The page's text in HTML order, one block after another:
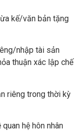
kế/văn bản tặng
nhập tài sản
thuận xác lập chế
riêng trong thời kỳ
hệ hôn nhân